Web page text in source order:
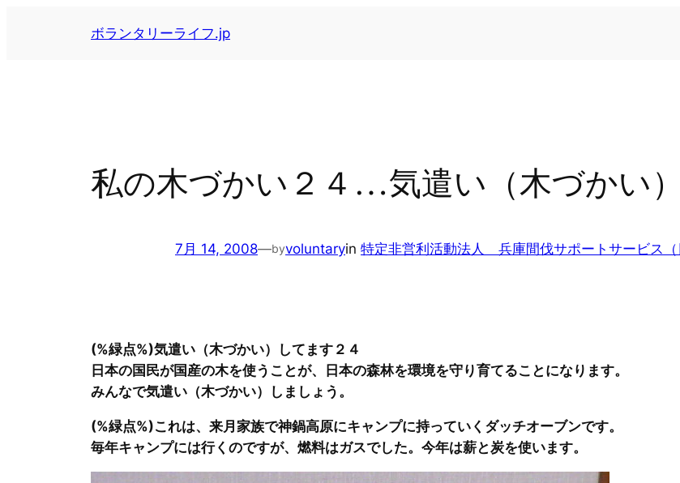
ボランタリーライフ.jp
私の木づかい２４…気遣い（木づかい）
7月 14, 2008—byvoluntaryin 特定非営利活動法人 兵庫間伐サポートサービス（
(%緑点%)気遣い（木づかい）してます２４
日本の国民が国産の木を使うことが、日本の森林を環境を守り育てることになります。
みんなで気遣い（木づかい）しましょう。
(%緑点%)これは、来月家族で神鍋高原にキャンプに持っていくダッチオーブンです。
毎年キャンプには行くのですが、燃料はガスでした。今年は薪と炭を使います。